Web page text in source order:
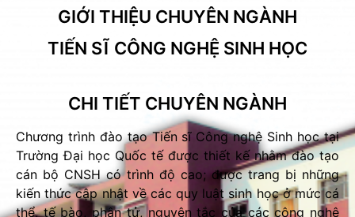
GIỚI THIỆU CHUYÊN NGÀNH
TIẾN SĨ CÔNG NGHỆ SINH HỌC
CHI TIẾT CHUYÊN NGÀNH
Chương trình đào tạo Tiến sĩ Công nghệ Sinh học tại
Trường Đại học Quốc tế được thiết kế nhằm đào tạo
cán bộ CNSH có trình độ cao; được trang bị những
kiến thức cập nhật về các quy luật sinh học ở mức cá
thể, tế bào, phân tử, nguyên tắc của các công nghệ